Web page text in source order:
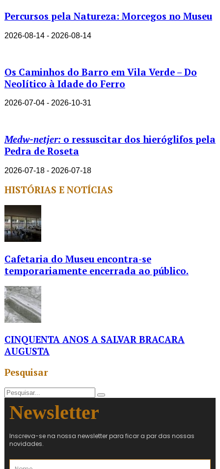
Percursos pela Natureza: Morcegos no Museu
2026-08-14 - 2026-08-14
Os Caminhos do Barro em Vila Verde – Do
Neolítico à Idade do Ferro
2026-07-04 - 2026-10-31
Medw-netjer: o ressuscitar dos hieróglifos pela
Pedra de Roseta
2026-07-18 - 2026-07-18
HISTÓRIAS E NOTÍCIAS
Cafetaria do Museu encontra-se
temporariamente encerrada ao público.
CINQUENTA ANOS A SALVAR BRACARA
AUGUSTA
Pesquisar